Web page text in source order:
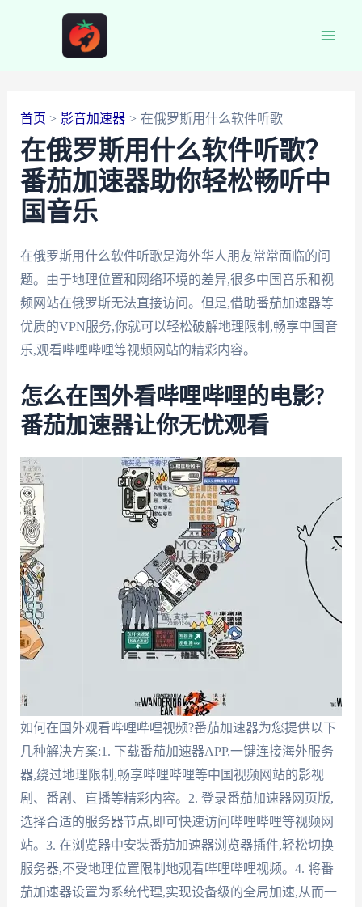
首页 影音加速器 在俄罗斯用什么软件听歌
在俄罗斯用什么软件听歌？
番茄加速器助你轻松畅听中
国音乐
在俄罗斯用什么软件听歌是海外华人朋友常常面临的问
题。由于地理位置和网络环境的差异,很多中国音乐和视
频网站在俄罗斯无法直接访问。但是,借助番茄加速器等
优质的VPN服务,你就可以轻松破解地理限制,畅享中国音
乐,观看哔哩哔哩等视频网站的精彩内容。
怎么在国外看哔哩哔哩的电影?
番茄加速器让你无忧观看
如何在国外观看哔哩哔哩视频?番茄加速器为您提供以下
几种解决方案:1. 下载番茄加速器APP,一键连接海外服务
器,绕过地理限制,畅享哔哩哔哩等中国视频网站的影视
剧、番剧、直播等精彩内容。2. 登录番茄加速器网页版,
选择合适的服务器节点,即可快速访问哔哩哔哩等视频网
站。3. 在浏览器中安装番茄加速器浏览器插件,轻松切换
服务器,不受地理位置限制地观看哔哩哔哩视频。4. 将番
茄加速器设置为系统代理,实现设备级的全局加速,从而一